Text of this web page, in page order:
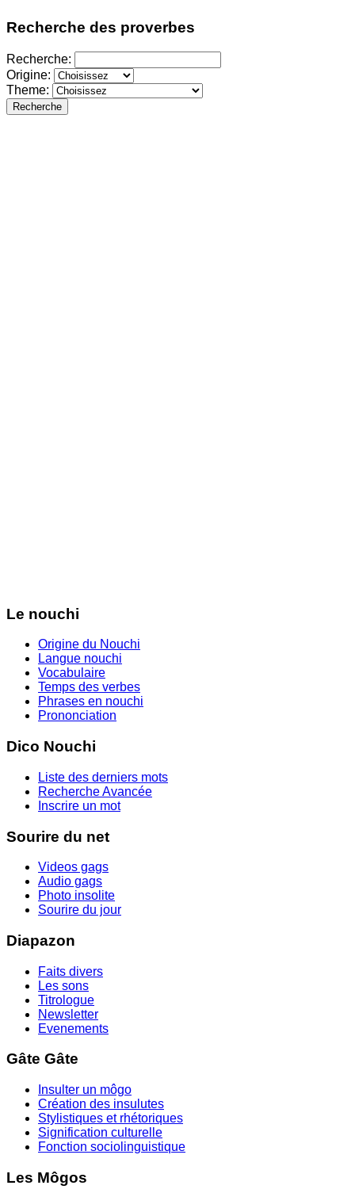
Recherche des proverbes
Recherche:
Origine:
Theme:
Recherche
Le nouchi
Origine du Nouchi
Langue nouchi
Vocabulaire
Temps des verbes
Phrases en nouchi
Prononciation
Dico Nouchi
Liste des derniers mots
Recherche Avancée
Inscrire un mot
Sourire du net
Videos gags
Audio gags
Photo insolite
Sourire du jour
Diapazon
Faits divers
Les sons
Titrologue
Newsletter
Evenements
Gâte Gâte
Insulter un môgo
Création des insulutes
Stylistiques et rhétoriques
Signification culturelle
Fonction sociolinguistique
Les Môgos